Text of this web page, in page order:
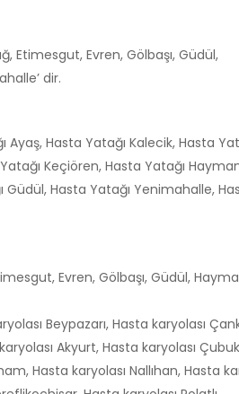
Etimesgut, Evren, Gölbaşı, Güdül,
dir.
Ayaş, Hasta Yatağı Kalecik, Hasta
Keçiören, Hasta Yatağı
Güdül, Hasta Yatağı Yenimahalle,
Evren, Gölbaşı, Güdül,
Beypazarı, Hasta karyolası
Akyurt, Hasta karyolası
Hasta karyolası Nallıhan, Hasta